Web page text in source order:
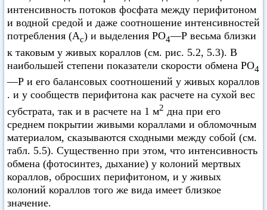
интенсивность потоков фосфата между перифитоном
и водной средой и даже соотношение интенсивностей
потребления (Ас) и выделения РО4—Р весьма близки
к таковым у живых кораллов (см. рис. 5.2, 5.3). В
наибольшей степени показатели скорости обмена РО4
—Р и его балансовых соотношений у живых кораллов
. и у сообществ перифитона как расчете на сухой вес
субстрата, так и в расчете на 1 м2 дна при его
среднем покрытии живыми кораллами и обломочным
материалом, сказываются сходными между собой (см.
табл. 5.5). Существенно при этом, что интенсивность
обмена (фотосинтез, дыхание) у колоний мертвых
кораллов, обросших перифитоном, и у живых
колоний кораллов того же вида имеет близкое
значение.